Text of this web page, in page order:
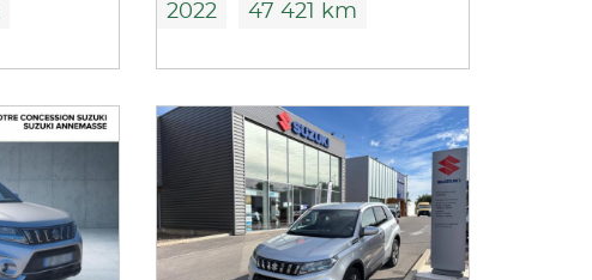
2022 47 421 km